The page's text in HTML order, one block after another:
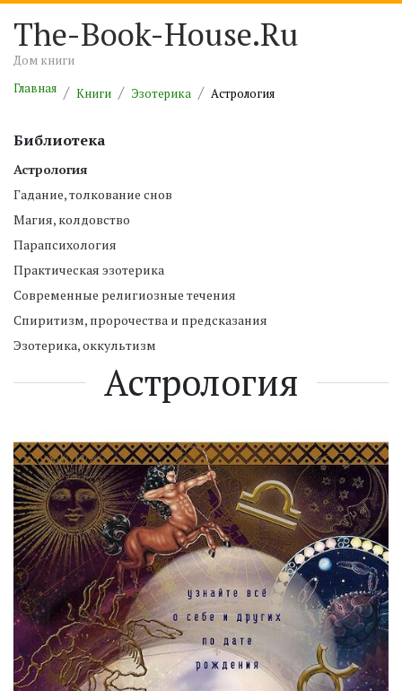
The-Book-House.Ru
Дом книги
Главная
Книги Эзотерика Астрология
Библиотека
Астрология
Гадание, толкование снов
Магия, колдовство
Парапсихология
Практическая эзотерика
Современные религиозные течения
Спиритизм, пророчества и предсказания
Эзотерика, оккультизм
Астрология